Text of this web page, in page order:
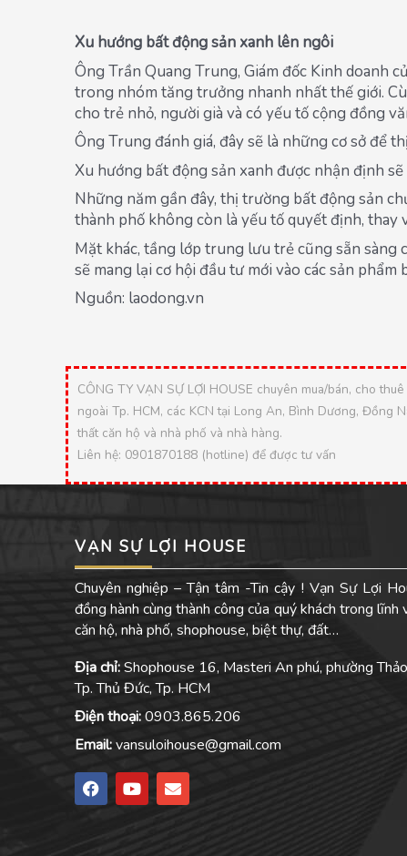
Xu hướng bất động sản xanh lên ngôi
Ông Trần Quang Trung, Giám đốc Kinh doanh
trong nhóm tăng trưởng nhanh nhất thế giới.
cho trẻ nhỏ, người già và có yếu tố cộng đồng
Ông Trung đánh giá, đây sẽ là những cơ sở để
Xu hướng bất động sản xanh được nhận định
Những năm gần đây, thị trường bất động sản
thành phố không còn là yếu tố quyết định, thay
Mặt khác, tầng lớp trung lưu trẻ cũng sẵn sàng
sẽ mang lại cơ hội đầu tư mới vào các sản phẩm
Nguồn: laodong.vn
CÔNG TY VẠN SỰ LỢI HOUSE chuyên mua/bán, cho
ngoài Tp. HCM, các KCN tại Long An, Bình Dương, Đồng
thất căn hộ và nhà phố và nhà hàng.
Liên hệ: 0901870188 (hotline) để được tư vấn
VẠN SỰ LỢI HOUSE
Chuyên nghiệp – Tận tâm -Tin cậy ! Vạn Sự Lợi
đồng hành cùng thành công của quý khách trong lĩnh
căn hộ, nhà phố, shophouse, biệt thự, đất…
Địa chỉ:Shophouse 16, Masteri An phú, phường
Tp. Thủ Đức, Tp. HCM
Điện thoại:0903.865.206
Email:vansuloihouse@gmail.com
F
a
c
Y
o
u
E
n
v